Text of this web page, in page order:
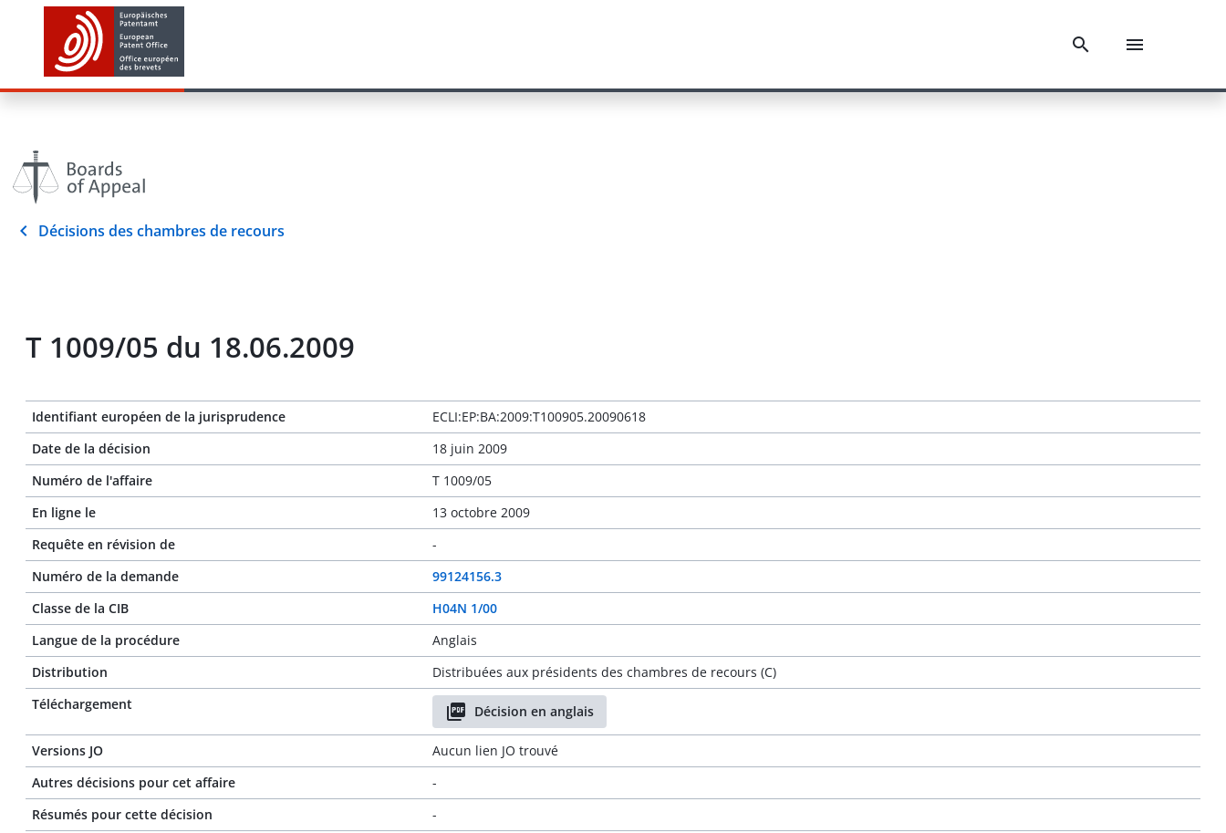
Décisions des chambres de recours
T 1009/05 du 18.06.2009
Identifiant européen de la jurisprudence
ECLI:EP:BA:2009:T100905.20090618
Date de la décision
18 juin 2009
Numéro de l'affaire
T 1009/05
En ligne le
13 octobre 2009
Requête en révision de
-
Numéro de la demande
99124156.3
Classe de la CIB
H04N 1/00
Langue de la procédure
Anglais
Distribution
Distribuées aux présidents des chambres de recours (C)
Téléchargement
Décision en anglais
Versions JO
Aucun lien JO trouvé
Autres décisions pour cet affaire
-
Résumés pour cette décision
-